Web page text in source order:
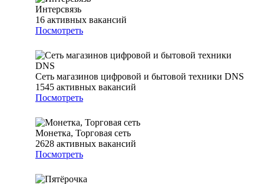
Интерсвязь
16 активных вакансий
Посмотреть
Сеть магазинов цифровой и бытовой техники DNS
1545 активных вакансий
Посмотреть
Монетка, Торговая сеть
2628 активных вакансий
Посмотреть